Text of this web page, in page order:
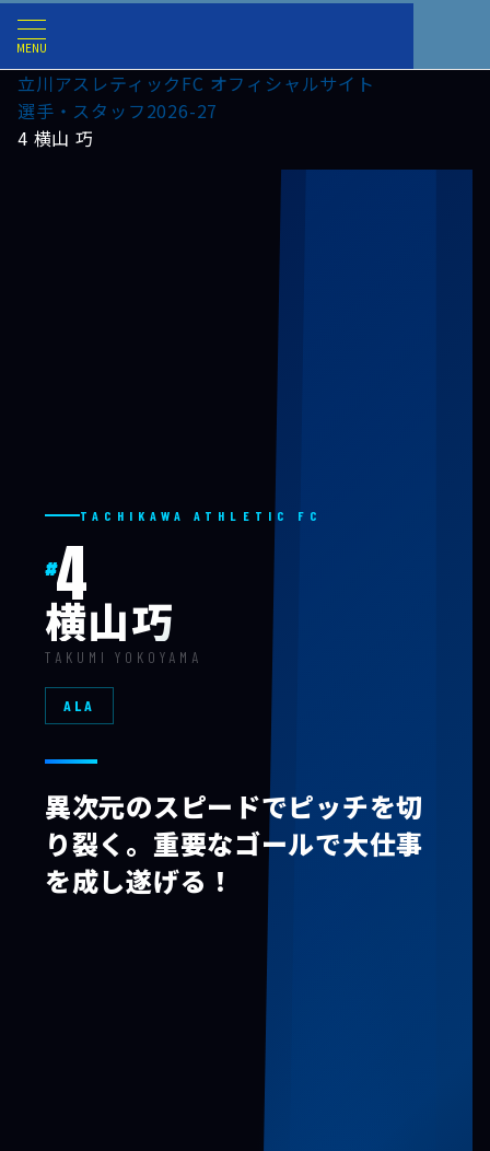
MENU
立川アスレティックFC オフィシャルサイト
選手・スタッフ2026-27
4 横山 巧
TACHIKAWA ATHLETIC FC
#4
横山巧
TAKUMI YOKOYAMA
ALA
異次元のスピードでピッチを切
り裂く。重要なゴールで大仕事
を成し遂げる！